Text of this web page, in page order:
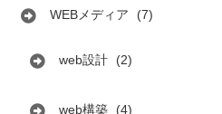
WEBメディア (7)
web設計 (2)
web構築 (4)